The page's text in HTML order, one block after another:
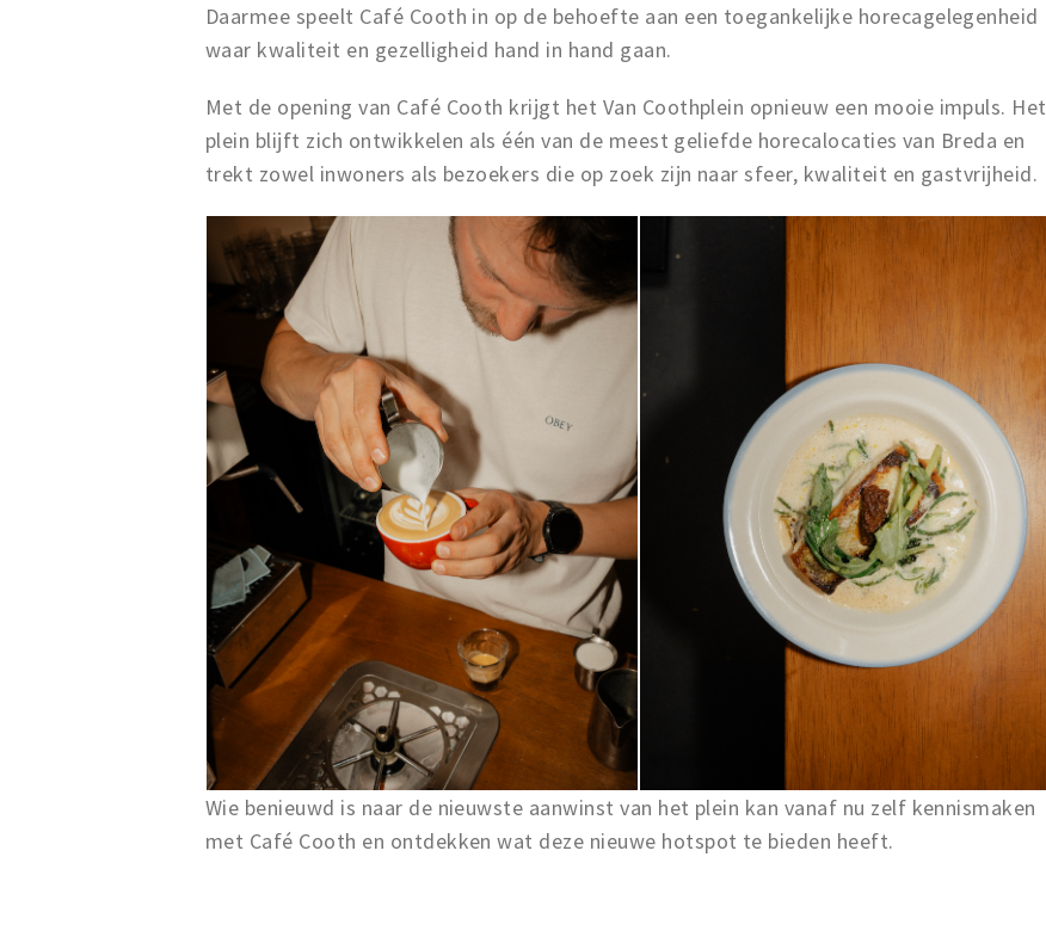
Daarmee speelt Café Cooth in op de behoefte aan een toegankelijke horecagelegenheid
waar kwaliteit en gezelligheid hand in hand gaan.
Met de opening van Café Cooth krijgt het Van Coothplein opnieuw een mooie impuls. Het
plein blijft zich ontwikkelen als één van de meest geliefde horecalocaties van Breda en
trekt zowel inwoners als bezoekers die op zoek zijn naar sfeer, kwaliteit en gastvrijheid.
Wie benieuwd is naar de nieuwste aanwinst van het plein kan vanaf nu zelf kennismaken
met Café Cooth en ontdekken wat deze nieuwe hotspot te bieden heeft.